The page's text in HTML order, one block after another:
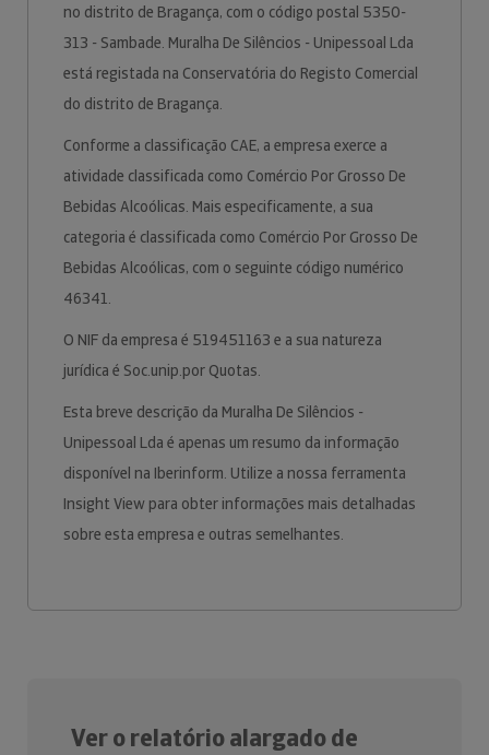
no distrito de Bragança, com o código postal 5350-
313 - Sambade. Muralha De Silêncios - Unipessoal Lda
está registada na Conservatória do Registo Comercial
do distrito de Bragança.
Conforme a classificação CAE, a empresa exerce a
atividade classificada como Comércio Por Grosso De
Bebidas Alcoólicas. Mais especificamente, a sua
categoria é classificada como Comércio Por Grosso De
Bebidas Alcoólicas, com o seguinte código numérico
46341.
O NIF da empresa é 519451163 e a sua natureza
jurídica é Soc.unip.por Quotas.
Esta breve descrição da Muralha De Silêncios -
Unipessoal Lda é apenas um resumo da informação
disponível na Iberinform. Utilize a nossa ferramenta
Insight View para obter informações mais detalhadas
sobre esta empresa e outras semelhantes.
Ver o relatório alargado de